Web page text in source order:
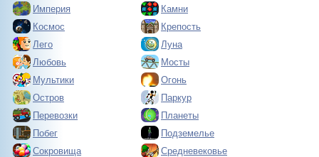
Империя
Камни
Космос
Крепость
Лего
Луна
Любовь
Мосты
Мультики
Огонь
Остров
Паркур
Перевозки
Планеты
Побег
Подземелье
Сокровища
Средневековье